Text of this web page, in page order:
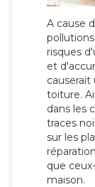
A cause
risques
et
toiture.
dans les
traces
sur les
que
maison.